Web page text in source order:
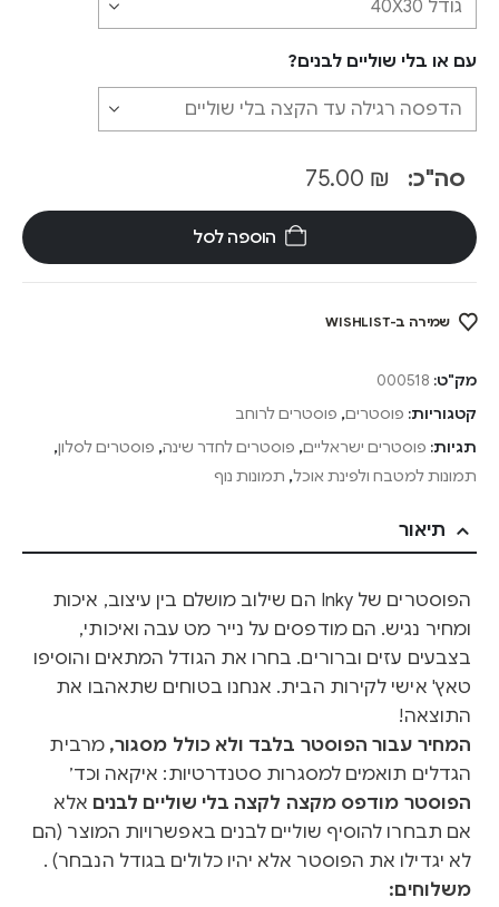
עם או בלי שוליים לבנים?
סה"כ: ₪
הוספה לסל
שמירה ב-WISHLIST
מק"ט: 000518
קטגוריות: פוסטרים, פוסטרים לרוחב
תגיות: פוסטרים ישראליים, פוסטרים לחדר שינה, פוסטרים לסלון,
תמונות למטבח ולפינת אוכל, תמונות נוף
תיאור
הפוסטרים של Inky הם שילוב מושלם בין עיצוב, איכות
ומחיר נגיש. הם מודפסים על נייר מט עבה ואיכותי,
בצבעים עזים וברורים. בחרו את הגודל המתאים והוסיפו
טאץ' אישי לקירות הבית. אנחנו בטוחים שתאהבו את
התוצאה!
המחיר עבור הפוסטר בלבד ולא כולל מסגור, מרבית
הגדלים תואמים למסגרות סטנדרטיות: איקאה וכד׳
הפוסטר מודפס מקצה לקצה בלי שוליים לבנים אלא
אם תבחרו להוסיף שוליים לבנים באפשרויות המוצר (הם
לא יגדילו את הפוסטר אלא יהיו כלולים בגודל הנבחר) .
משלוחים: